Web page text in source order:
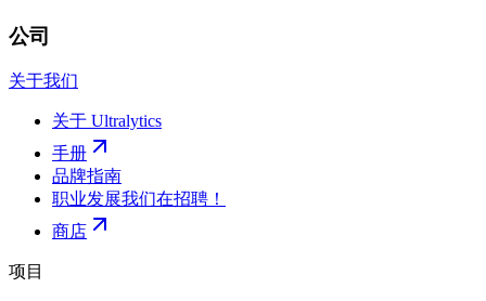
公司
关于我们
关于 Ultralytics
手册
品牌指南
职业发展我们在招聘！
商店
项目